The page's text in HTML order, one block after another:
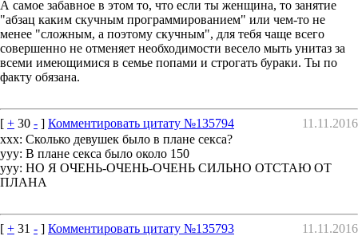
А самое забавное в этом то, что если ты женщина, то занятие
"абзац каким скучным программированием" или чем-то не
менее "сложным, а поэтому скучным", для тебя чаще всего
совершенно не отменяет необходимости весело мыть унитаз за
всеми имеющимися в семье попами и строгать бураки. Ты по
факту обязана.
[ + 30 - ] Комментировать цитату №135794
11.11.2016
xxx: Сколько девушек было в плане секса?
yyy: В плане секса было около 150
yyy: НО Я ОЧЕНЬ-ОЧЕНЬ-ОЧЕНЬ СИЛЬНО ОТСТАЮ ОТ
ПЛАНА
[ + 31 - ] Комментировать цитату №135793
11.11.2016